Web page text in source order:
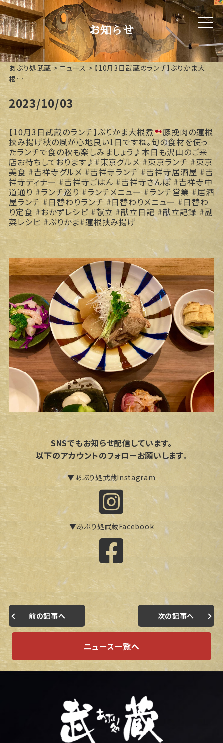
お知らせ
あぶり処武蔵> ニュース > 【10月3日武蔵のランチ】ぶりかま大
根…
2023/10/03
【10月3日武蔵のランチ】ぶりかま大根煮
豚挽肉の蓮根
挟み揚げ秋の風が心地良い1日ですね。旬の食材を使っ
たランチで食の秋も楽しみましょう♪本日も沢山のご来
店お待ちしております♪#東京グルメ #東京ランチ #東京
美食 #吉祥寺グルメ #吉祥寺ランチ #吉祥寺居酒屋 #吉
祥寺ディナー #吉祥寺ごはん #吉祥寺さんぽ #吉祥寺中
道通り #ランチ巡り #ランチメニュー #ランチ営業 #居酒
屋ランチ #日替わりランチ #日替わりメニュー #日替わ
り定食 #おかずレシピ #献立 #献立日記 #献立記録 #副
菜レシピ #ぶりかま#蓮根挟み揚げ
SNSでもお知らせ配信しています。
以下のアカウントのフォローお願いします。
▼あぶり処武蔵Instagram
▼あぶり処武蔵Facebook
前の記事へ 次の記事へ
ニュース一覧へ